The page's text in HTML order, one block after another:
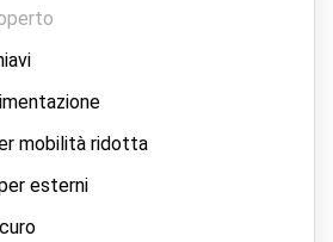
mobilità ridotta
esterni